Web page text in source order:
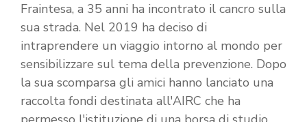
Fraintesa, a 35 anni ha incontrato il cancro sulla
sua strada. Nel 2019 ha deciso di
intraprendere un viaggio intorno al mondo per
sensibilizzare sul tema della prevenzione. Dopo
la sua scomparsa gli amici hanno lanciato una
raccolta fondi destinata all'AIRC che ha